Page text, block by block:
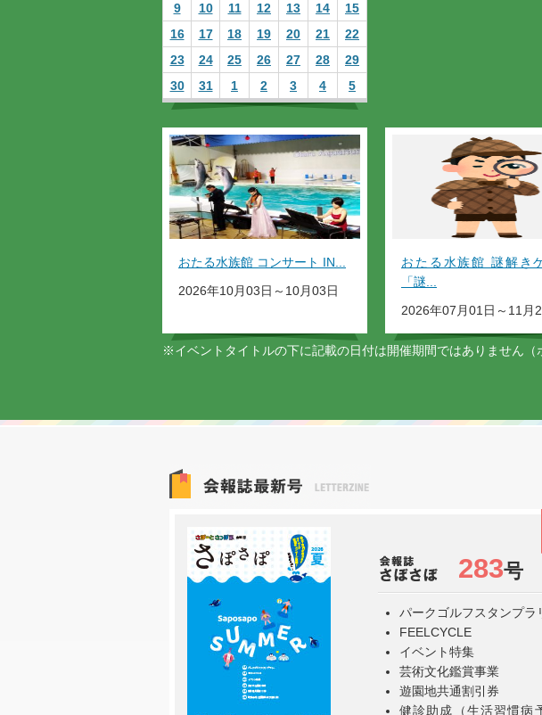
9
10 11 12 13 14
15
16
17 18 19 20 21
22
23
24 25 26 27 28
29
30
31 1 2 3 4 5
おたる水族館 コンサート IN...
2026年10月03日～10月03日
おたる水族館 謎解き
「謎...
2026年07月01日～11月
※イベントタイトルの下に記載の日付は開催期間ではありません（
283号
パークゴルフスタンプラ
FEELCYCLE
イベント特集
芸術文化鑑賞事業
遊園地共通割引券
健診助成（生活習慣病